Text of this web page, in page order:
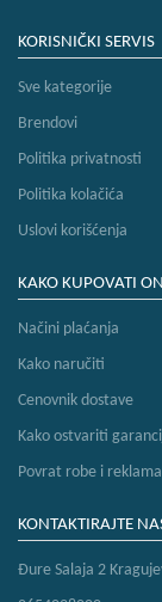
KORISNIČKI SERVIS
Sve kategorije
Brendovi
Politika privatnosti
Politika kolačića
Uslovi korišćenja
KAKO KUPOVATI
Načini plaćanja
Kako naručiti
Cenovnik dostave
Kako ostvariti
Povrat robe i
KONTAKTIRAJTE
Đure Salaja 2